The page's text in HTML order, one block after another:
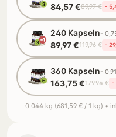
84,57 €89,97 € -
240 Kapseln-
89,97 €119,96 € -
360 Kapseln-
163,75 €179,94 € -
0.044 kg (681,59 € / 1 kg) •